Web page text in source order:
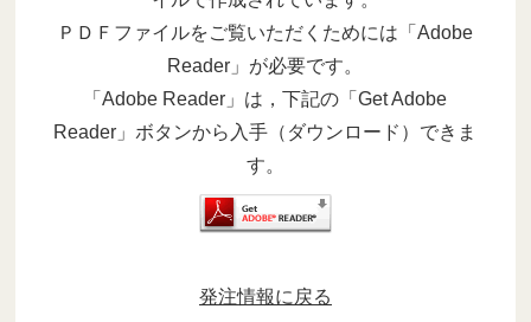
ＰＤＦファイルをご覧いただくためには「Adobe
Reader」が必要です。
「Adobe Reader」は，下記の「Get Adobe
Reader」ボタンから入手（ダウンロード）できま
す。
発注情報に戻る